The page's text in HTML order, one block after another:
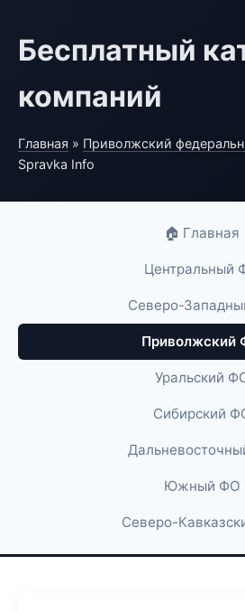
Бесплатный
компаний
Главная » Приволжский
Spravka Info
🏠 Главная
Центральный
Северо-
Приволжский
Уральский
Сибирский
Южный ФО
Северо-